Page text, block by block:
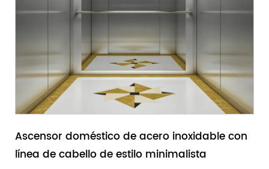
Ascensor doméstico de acero inoxidable con
línea de cabello de estilo minimalista